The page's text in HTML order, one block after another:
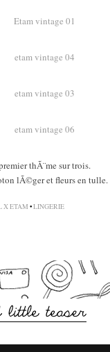
thÃ¨me sur trois.
lÃ©ger et fleurs en tulle.
X ETAM •LINGERIE